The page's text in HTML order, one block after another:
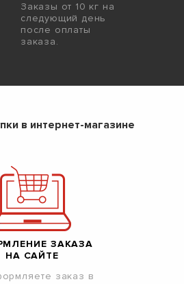
Заказы от 10 кг на
следующий день
после оплаты
заказа.
в интернет-магазине
ЗАКАЗА
НА САЙТЕ
заказ в